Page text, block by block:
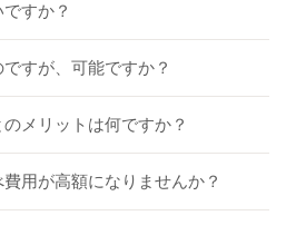
すか？
すが、可能ですか？
メリットは何ですか？
用が高額になりませんか？